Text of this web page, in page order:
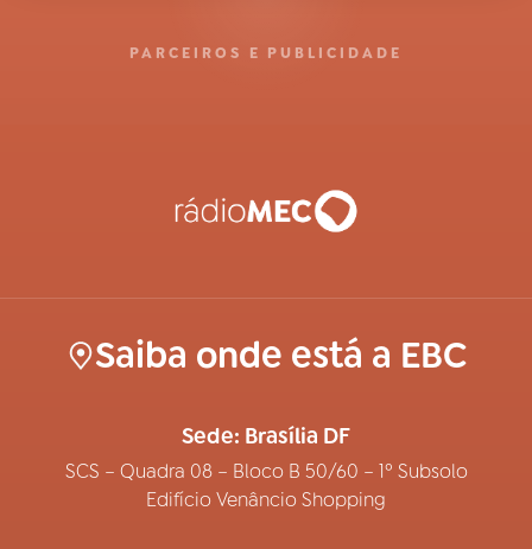
PARCEIROS E PUBLICIDADE
Saiba onde está a EBC
Sede: Brasília DF
SCS – Quadra 08 – Bloco B 50/60 – 1º Subsolo
Edifício Venâncio Shopping